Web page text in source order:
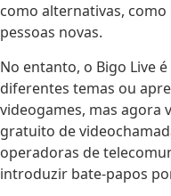
como alternativas,
pessoas novas.
No entanto, o Bigo Live
diferentes temas ou
videogames, mas agora
gratuito de
operadoras de
introduzir bate-papos